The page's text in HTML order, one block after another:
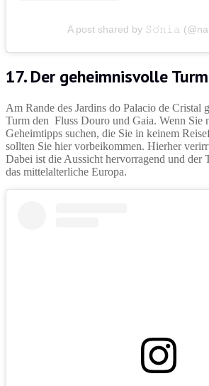
A post shared by 𝚂𝚘́𝚗𝚒𝚊
17. Der geheimnisvolle Turm
Am Rande des Jardins do Palacio de Cristal
Turm den Fluss Douro und Gaia. Wenn Sie
Geheimtipps suchen, die Sie in keinem
sollten Sie hier vorbeikommen. Hierher
Dabei ist die Aussicht hervorragend und der
das mittelalterliche Europa.